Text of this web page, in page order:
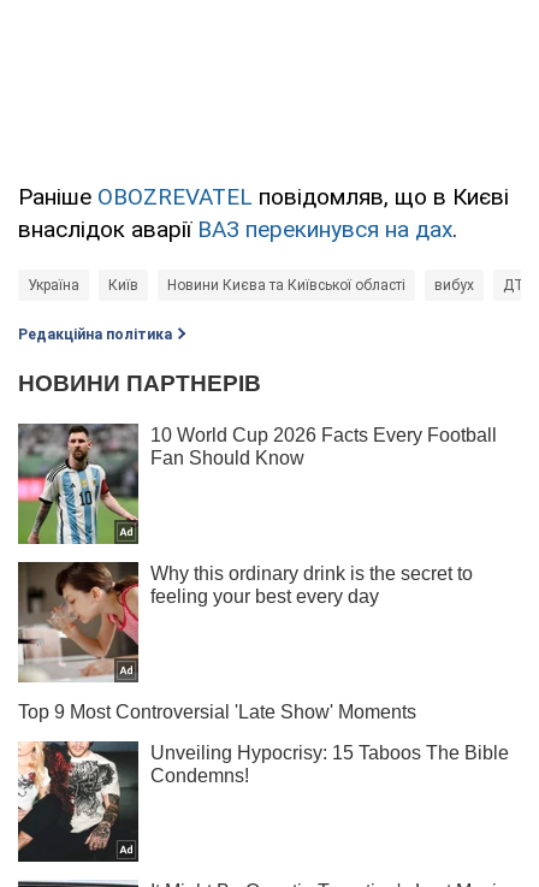
Раніше OBOZREVATEL повідомляв, що в Києві
внаслідок аварії ВАЗ перекинувся на дах.
Україна Київ Новини Києва та Київської області вибух ДТП
Редакційна політика